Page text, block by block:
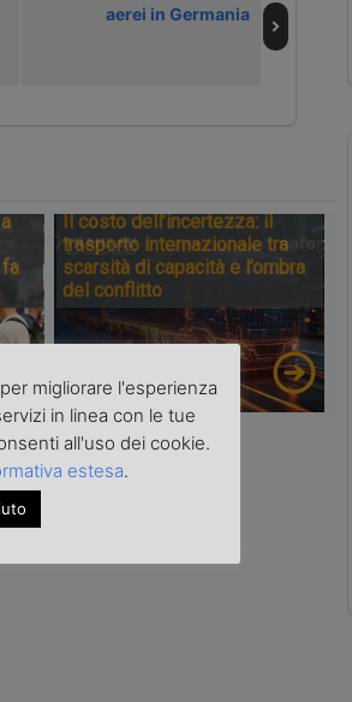
aerei in Germania
Il costo dell’incertezza: il
trasporto internazionale tra
scarsità di capacità e l’ombra
del conflitto
migliorare l'esperienza
in linea con le tue
all'uso dei cookie.
estesa.